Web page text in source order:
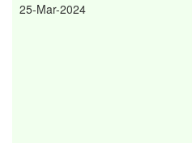
25-Mar-2024